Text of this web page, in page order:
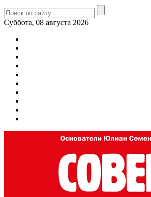
Суббота, 08 августа 2026